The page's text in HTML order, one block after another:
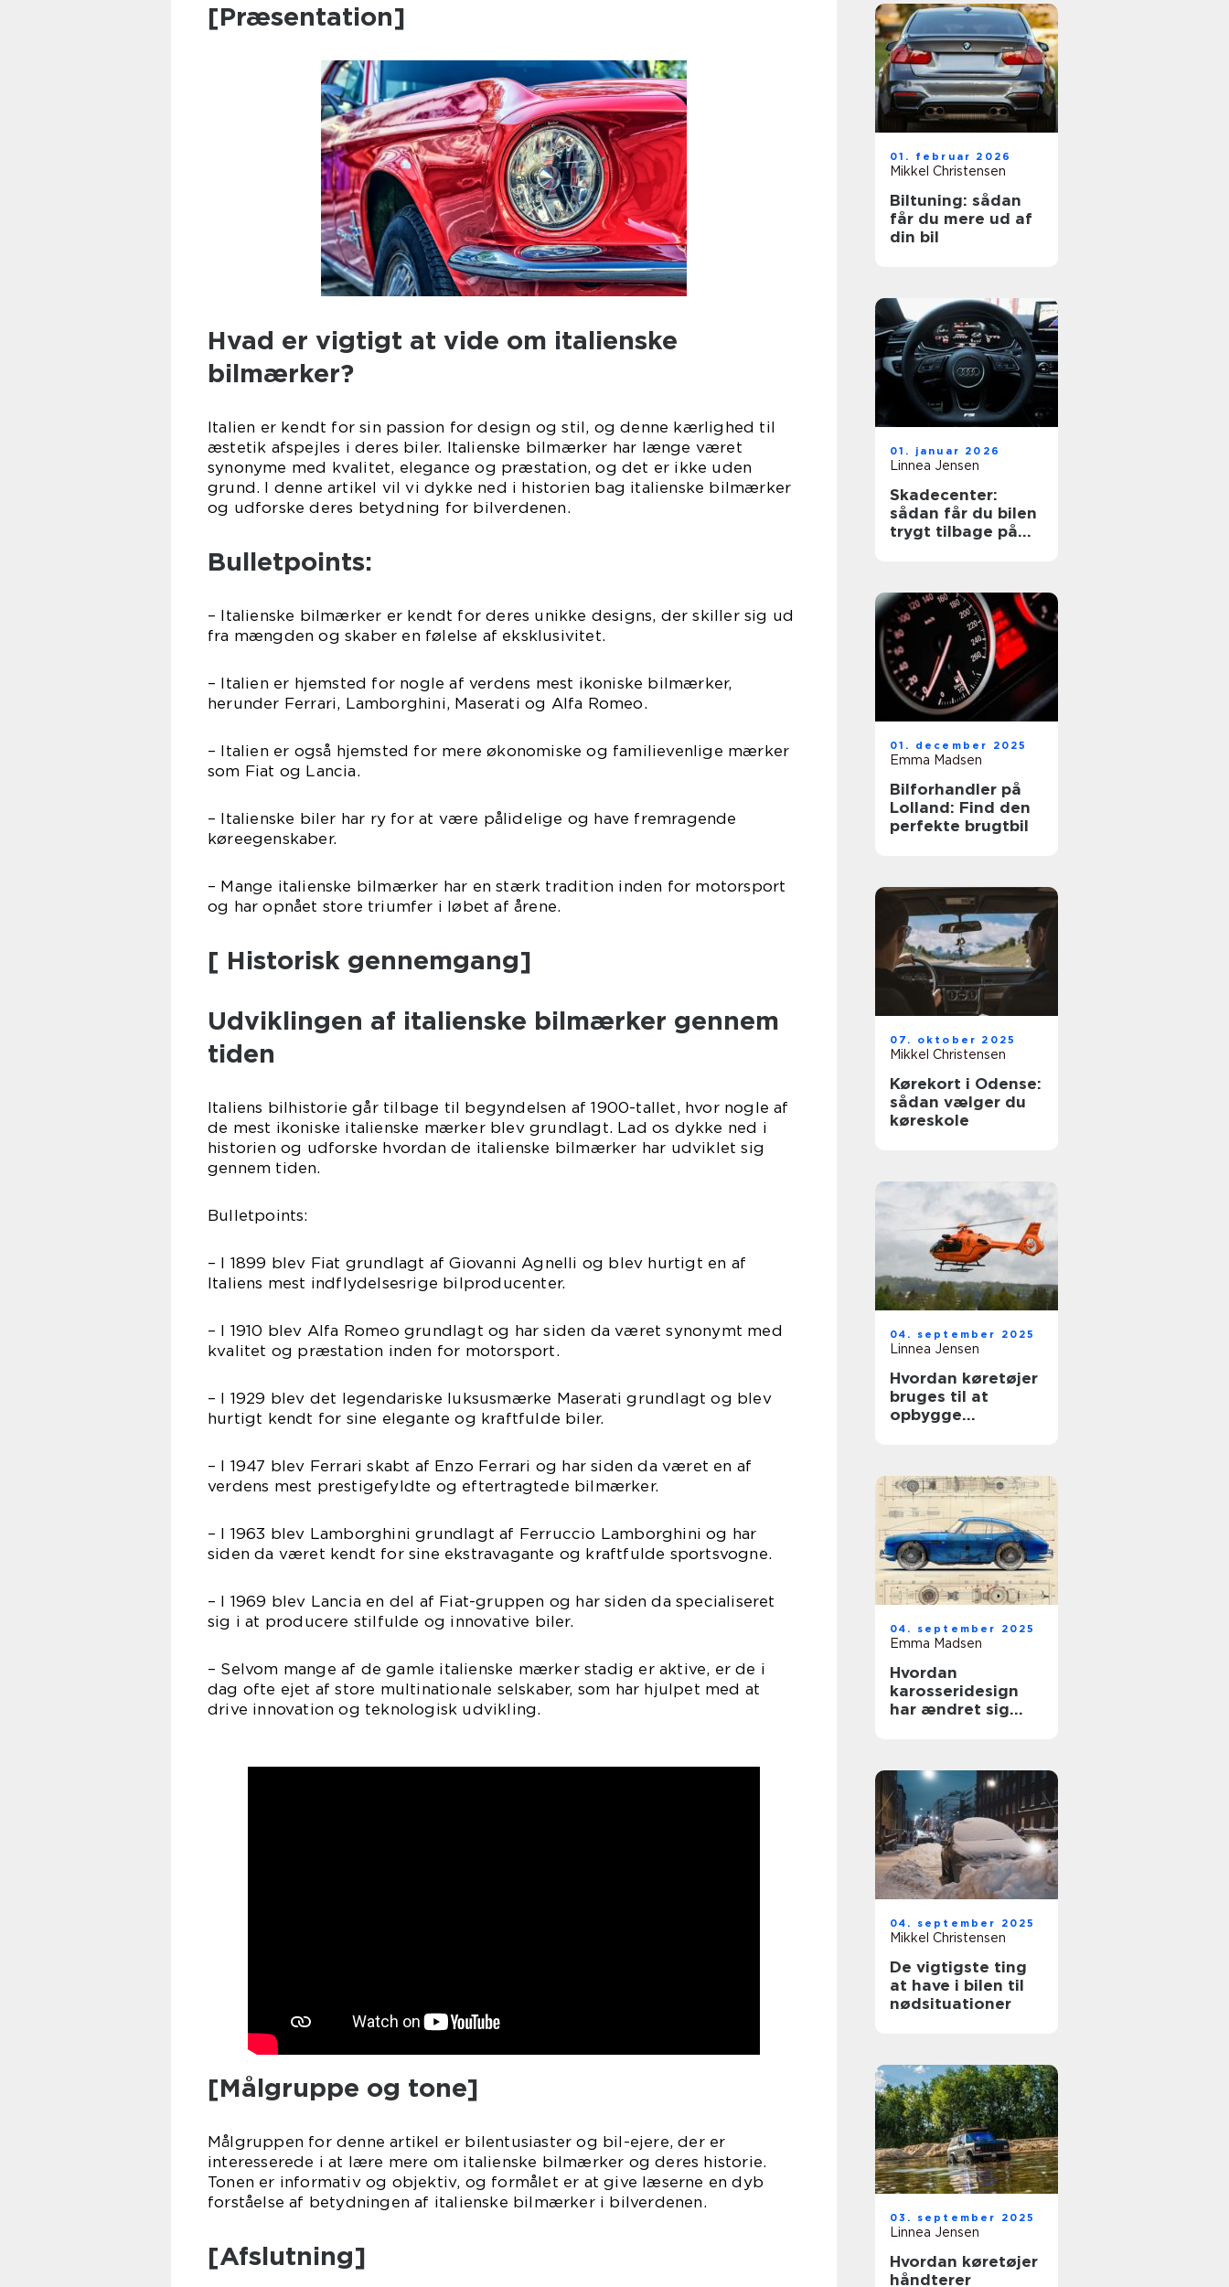
[Præsentation]
Hvad er vigtigt at vide om italienske
bilmærker?
Italien er kendt for sin passion for design og stil, og denne kærlighed til
æstetik afspejles i deres biler. Italienske bilmærker har længe været
synonyme med kvalitet, elegance og præstation, og det er ikke uden
grund. I denne artikel vil vi dykke ned i historien bag italienske bilmærker
og udforske deres betydning for bilverdenen.
Bulletpoints:
– Italienske bilmærker er kendt for deres unikke designs, der skiller sig ud
fra mængden og skaber en følelse af eksklusivitet.
– Italien er hjemsted for nogle af verdens mest ikoniske bilmærker,
herunder Ferrari, Lamborghini, Maserati og Alfa Romeo.
– Italien er også hjemsted for mere økonomiske og familievenlige mærker
som Fiat og Lancia.
– Italienske biler har ry for at være pålidelige og have fremragende
køreegenskaber.
– Mange italienske bilmærker har en stærk tradition inden for motorsport
og har opnået store triumfer i løbet af årene.
[ Historisk gennemgang]
Udviklingen af italienske bilmærker gennem
tiden
Italiens bilhistorie går tilbage til begyndelsen af 1900-tallet, hvor nogle af
de mest ikoniske italienske mærker blev grundlagt. Lad os dykke ned i
historien og udforske hvordan de italienske bilmærker har udviklet sig
gennem tiden.
Bulletpoints:
– I 1899 blev Fiat grundlagt af Giovanni Agnelli og blev hurtigt en af
Italiens mest indflydelsesrige bilproducenter.
– I 1910 blev Alfa Romeo grundlagt og har siden da været synonymt med
kvalitet og præstation inden for motorsport.
– I 1929 blev det legendariske luksusmærke Maserati grundlagt og blev
hurtigt kendt for sine elegante og kraftfulde biler.
– I 1947 blev Ferrari skabt af Enzo Ferrari og har siden da været en af
verdens mest prestigefyldte og eftertragtede bilmærker.
– I 1963 blev Lamborghini grundlagt af Ferruccio Lamborghini og har
siden da været kendt for sine ekstravagante og kraftfulde sportsvogne.
– I 1969 blev Lancia en del af Fiat-gruppen og har siden da specialiseret
sig i at producere stilfulde og innovative biler.
– Selvom mange af de gamle italienske mærker stadig er aktive, er de i
dag ofte ejet af store multinationale selskaber, som har hjulpet med at
drive innovation og teknologisk udvikling.
[Målgruppe og tone]
Målgruppen for denne artikel er bilentusiaster og bil-ejere, der er
interesserede i at lære mere om italienske bilmærker og deres historie.
Tonen er informativ og objektiv, og formålet er at give læserne en dyb
forståelse af betydningen af italienske bilmærker i bilverdenen.
[Afslutning]
01. februar 2026
Mikkel Christensen
Biltuning: sådan
får du mere ud af
din bil
01. januar 2026
Linnea Jensen
Skadecenter:
sådan får du bilen
trygt tilbage på
01. december 2025
Emma Madsen
Bilforhandler på
Lolland: Find den
perfekte brugtbil
07. oktober 2025
Mikkel Christensen
Kørekort i Odense:
sådan vælger du
køreskole
04. september 2025
Linnea Jensen
Hvordan køretøjer
bruges til at
opbygge
04. september 2025
Emma Madsen
Hvordan
karosseridesign
har ændret sig
04. september 2025
Mikkel Christensen
De vigtigste ting
at have i bilen til
nødsituationer
03. september 2025
Linnea Jensen
Hvordan køretøjer
håndterer